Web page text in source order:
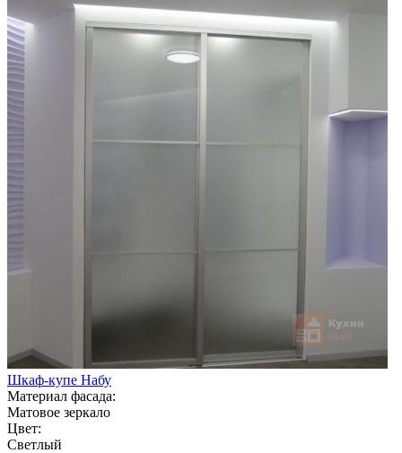
Шкаф-купе Набу
Материал фасада:
Матовое зеркало
Цвет:
Светлый